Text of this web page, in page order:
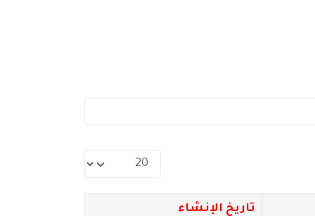
عدد الإظهارات:
تاريخ الإنشاء